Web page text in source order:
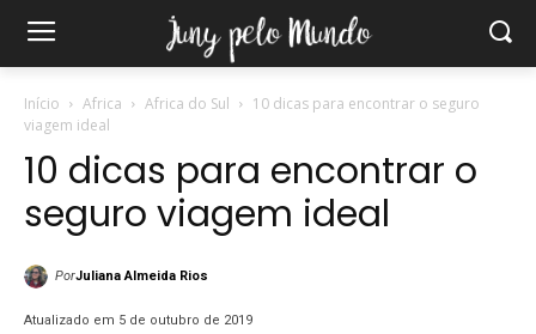
Início Africa Africa do Sul
10 dicas para encontrar o seguro
viagem ideal
10 dicas para encontrar o
seguro viagem ideal
PorJuliana Almeida Rios
Atualizado em 5 de outubro de 2019